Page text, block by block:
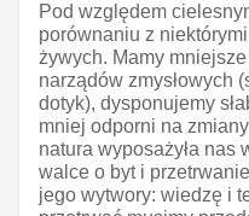
Pod względem
porównaniu z
żywych. Mamy
narządów zmysłowych
dotyk), dysponujemy
mniej odporni na
natura wyposażyła nas
walce o byt i
jego wytwory: wiedzę i